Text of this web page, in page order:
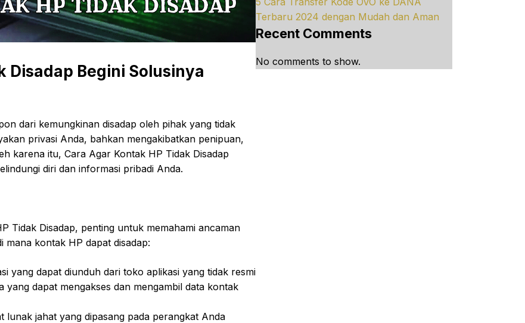
Disadap Begini Solusinya
dari kemungkinan disadap oleh pihak yang tidak
privasi Anda, bahkan mengakibatkan penipuan,
karena itu, Cara Agar Kontak HP Tidak Disadap
diri dan informasi pribadi Anda.
Tidak Disadap, penting untuk memahami ancaman
mana kontak HP dapat disadap:
yang dapat diunduh dari toko aplikasi yang tidak resmi
dapat mengakses dan mengambil data kontak
lunak jahat yang dipasang pada perangkat Anda
Terbaru 2024 dengan Mudah dan Aman
Recent Comments
No comments to show.